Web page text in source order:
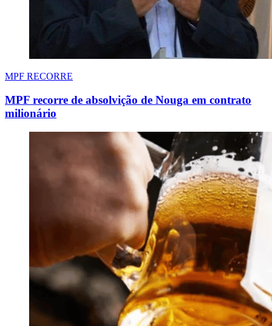
MPF RECORRE
MPF recorre de absolvição de Nouga em contrato
milionário